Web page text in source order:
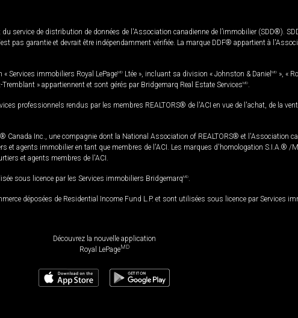
du service de distribution de données de l'Association canadienne de l’immobilier (SDD®).
pas garantie et devrait être indépendamment vérifiée. La marque DDF® appartient à
Services immobiliers Royal LePageMD Ltée », incluant sa division « Johnston & Daniel MD », «
» appartiennent et sont gérés par Bridgemarq Real Estate ServicesMD
professionnels rendus par les membres REALTORS® de l'ACI en vue de l'achat, de la
Canada Inc., une compagnie dont la National Association of REALTORS® et l'Association
et agents immobilier en tant que membres de l'ACI. Les marques d'homologation S.I.A.® /
et agents membres de l'ACI.
sous licence par les Services immobiliers BridgemarqMD
déposées de Residential Income Fund L.P. et sont utilisées sous licence par Services
Découvrez la nouvelle application
Royal LePageMD